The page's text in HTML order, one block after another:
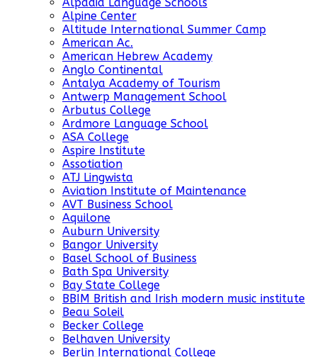
Alpine Center
Altitude International Summer Camp
American Ac.
American Hebrew Academy
Anglo Continental
Antalya Academy of Tourism
Antwerp Management School
Arbutus College
Ardmore Language School
ASA College
Aspire Institute
Assotiation
ATJ Lingwista
Aviation Institute of Maintenance
AVT Business School
Aquilone
Auburn University
Bangor University
Basel School of Business
Bath Spa University
Bay State College
BBIM British and Irish modern music institute
Beau Soleil
Becker College
Belhaven University
Berlin International College